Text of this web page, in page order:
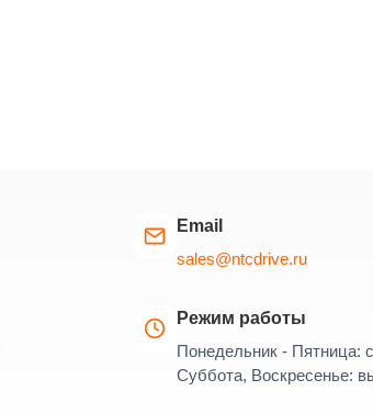
Email
sales@ntcdrive.ru
Режим работы
Понедельник - Пятница:
Суббота, Воскресенье: